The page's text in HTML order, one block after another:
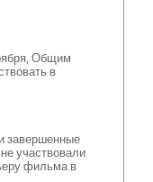
Общим
в
завершенные
участвовали
фильма в